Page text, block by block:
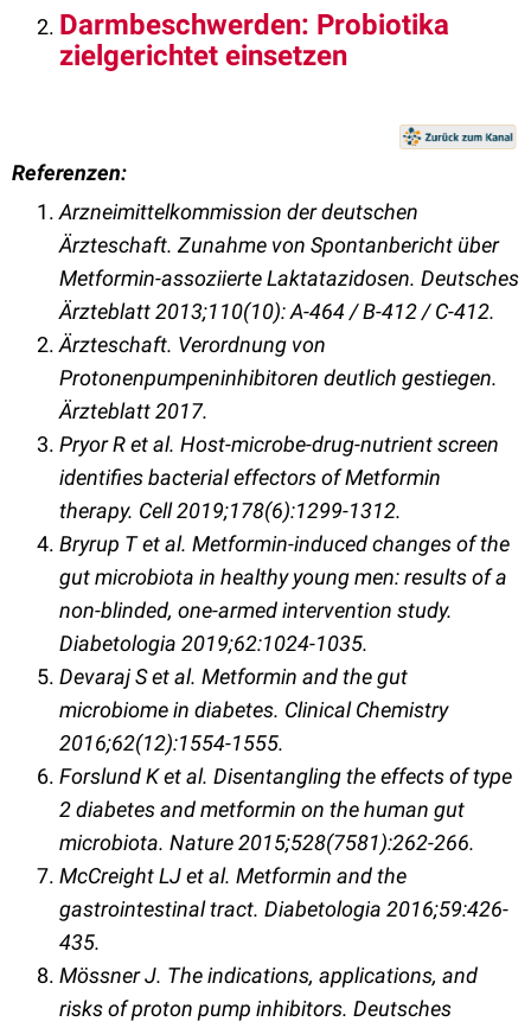
Darmbeschwerden: Probiotika
zielgerichtet einsetzen
Referenzen:
Arzneimittelkommission der deutschen
Ärzteschaft. Zunahme von Spontanbericht über
Metformin-assoziierte Laktatazidosen. Deutsches
Ärzteblatt 2013;110(10): A-464 / B-412 / C-412.
Ärzteschaft. Verordnung von
Protonenpumpeninhibitoren deutlich gestiegen.
Ärzteblatt 2017.
Pryor R et al. Host-microbe-drug-nutrient screen
identifies bacterial effectors of Metformin
therapy. Cell 2019;178(6):1299-1312.
Bryrup T et al. Metformin-induced changes of the
gut microbiota in healthy young men: results of a
non-blinded, one-armed intervention study.
Diabetologia 2019;62:1024-1035.
Devaraj S et al. Metformin and the gut
microbiome in diabetes. Clinical Chemistry
2016;62(12):1554-1555.
Forslund K et al. Disentangling the effects of type
2 diabetes and metformin on the human gut
microbiota. Nature 2015;528(7581):262-266.
McCreight LJ et al. Metformin and the
gastrointestinal tract. Diabetologia 2016;59:426-
435.
Mössner J. The indications, applications, and
risks of proton pump inhibitors. Deutsches